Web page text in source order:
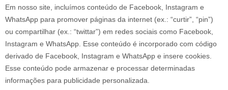
Em nosso site, incluímos conteúdo de Facebook, Instagram e
WhatsApp para promover páginas da internet (ex.: “curtir”, “pin”)
ou compartilhar (ex.: “twittar”) em redes sociais como Facebook,
Instagram e WhatsApp. Esse conteúdo é incorporado com código
derivado de Facebook, Instagram e WhatsApp e insere cookies.
Esse conteúdo pode armazenar e processar determinadas
informações para publicidade personalizada.